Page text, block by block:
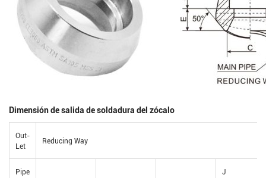
Dimensión de salida de soldadura del zócalo
Out-
Let
Reducing Way
Pipe
J